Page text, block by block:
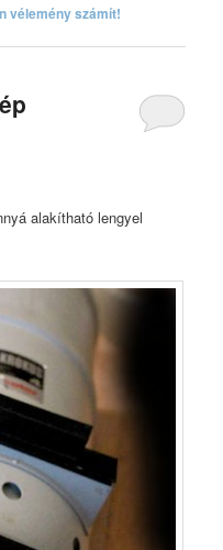
vélemény számít!
alakítható lengyel